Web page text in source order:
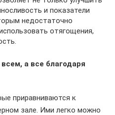
и показатели
недостаточно
отягощения,
а все благодаря
приравниваются к
зале. Ими легко можно